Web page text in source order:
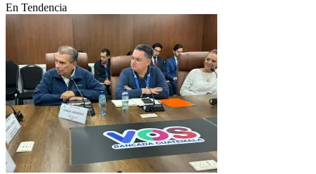
En Tendencia